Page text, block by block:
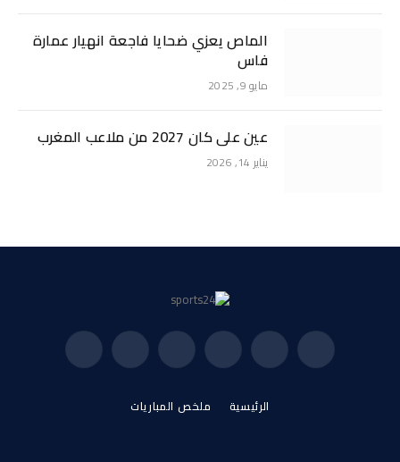
الماص يعزي ضحايا فاجعة انهيار عمارة
فاس
مايو 9, 2025
عين على كان 2027 من ملاعب المغرب
يناير 14, 2026
فيسبوك
(Twitter)
الانستغرام بينتيريست فيميو يوتيوب
الرئيسية ملخص المباريات